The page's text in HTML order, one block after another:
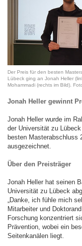
Der Preis für den besten
Lübeck ging an Jonah Heller
Mohammadi (rechts im Bild).
Jonah Heller gewinnt
Jonah Heller wurde im
der Universität zu
besten Masterabschluss
ausgezeichnet.
Über den Preisträger
Jonah Heller hat seinen
Universität zu Lübeck
„Danke, ich fühle mich
Mitarbeiter und
Forschung konzentriert
Prävention, wobei ein
Seitenkanälen liegt.